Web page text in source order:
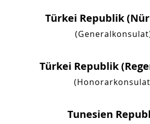
Türkei Republik
Türkei Republik
Tunesien